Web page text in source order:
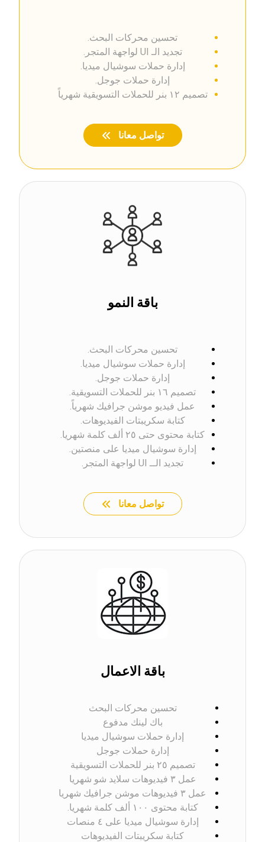
تحسين محركات البحث.
تجديد الـ UI لواجهة المتجر.
إدارة حملات سوشيال ميديا.
إدارة حملات جوجل.
تصميم ١٢ بنر للحملات التسويقية شهرياً
تواصل معانا
باقة النمو
تحسين محركات البحث.
إدارة حملات سوشيال ميديا.
إدارة حملات جوجل.
تصميم ١٦ بنر للحملات التسويقية.
عمل فيديو موشن جرافيك شهرياً.
كتابة سكريبتات الفيديوهات.
كتابة محتوى حتى ٢٥ ألف كلمة شهريا.
إدارة سوشيال ميديا على منصتين.
تجديد الــ UI لواجهة المتجر.
تواصل معانا
باقة الاعمال
تحسين محركات البحث
باك لينك مدفوع
إدارة حملات سوشيال ميديا
إدارة حملات جوجل
تصميم ٢٥ بنر للحملات التسويقية
عمل ٣ فيديوهات سلاید شو شهريا
عمل ٣ فيديوهات موشن جرافيك شهريا
كتابة محتوى ١٠٠ ألف كلمة شهريا.
إدارة سوشيال ميديا على ٤ منصات
كتابة سكريبتات الفيديوهات